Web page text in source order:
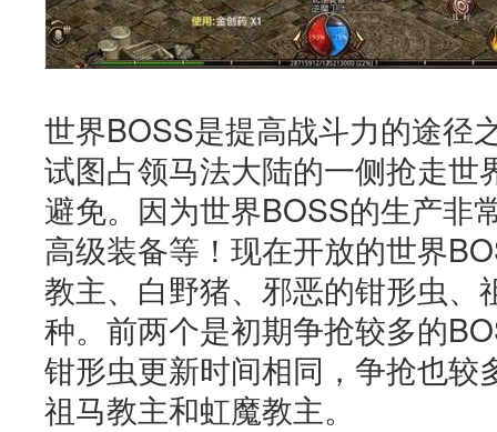
世界BOSS是提高战斗力的途径
试图占领马法大陆的一侧抢走世
避免。因为世界BOSS的生产非
高级装备等！现在开放的世界
教主、白野猪、邪恶的钳形虫、
种。前两个是初期争抢较多的
钳形虫更新时间相同，争抢也较
祖马教主和虹魔教主。